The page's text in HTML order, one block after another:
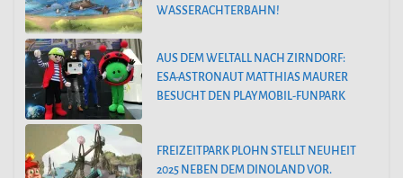
WASSERACHTERBAHN!
AUS DEM WELTALL NACH ZIRNDORF:
ESA-ASTRONAUT MATTHIAS MAURER
BESUCHT DEN PLAYMOBIL-FUNPARK
FREIZEITPARK PLOHN STELLT NEUHEIT
2025 NEBEN DEM DINOLAND VOR.